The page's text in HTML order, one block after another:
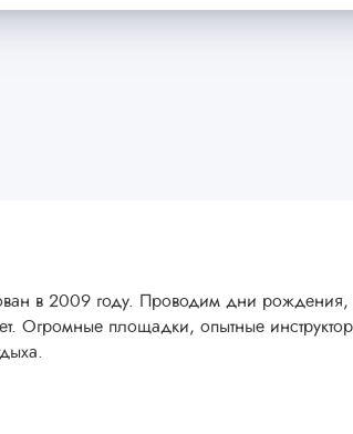
в 2009 году. Проводим дни
Огромные площадки, опытные